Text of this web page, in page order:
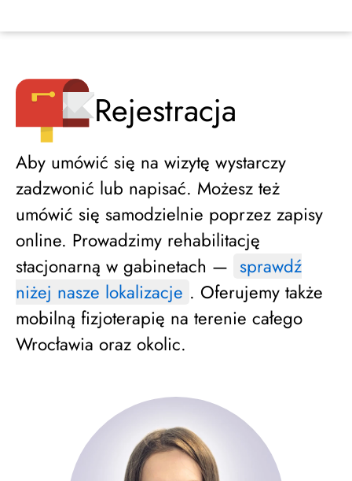
Rejestracja
Aby umówić się na wizytę wystarczy
zadzwonić lub napisać. Możesz też
umówić się samodzielnie poprzez zapisy
online. Prowadzimy rehabilitację
stacjonarną w gabinetach — sprawdź
niżej nasze lokalizacje . Oferujemy także
mobilną fizjoterapię na terenie całego
Wrocławia oraz okolic.